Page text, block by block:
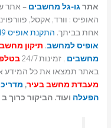
אתרגו-גל מחשבים – אתר
האופיס : וורד, אקסל,
אחת בביתך. התקנת אופיס 2019 פרוץ
אופיס למחשב. תיקון מחשב,
מחשבים , זמינות 24/7 בטלפון :
באתר תמצאו את כל המידע
מעבדת מחשב בעיר,
הפעלה ועוד. הביקור כרוך ב 150 ₪ בלבד ! לא כולל מע"מ.